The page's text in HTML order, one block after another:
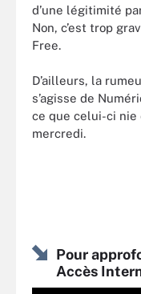
d’une légitimité
Non, c’est trop
Free.
D’ailleurs, la
s’agisse de
ce que celui-ci nie
mercredi.
Pour
Accès